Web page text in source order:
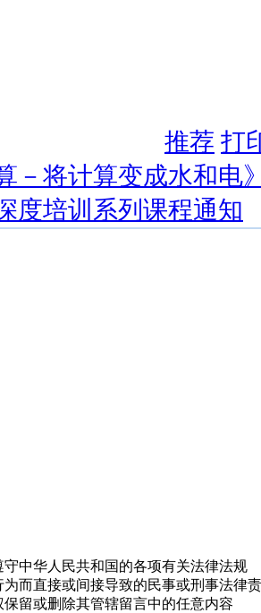
推荐 打
－将计算变成水和电
度培训系列课程通知
中华人民共和国的各项有关法律法规
为而直接或间接导致的民事或刑事法律
留或删除其管辖留言中的任意内容